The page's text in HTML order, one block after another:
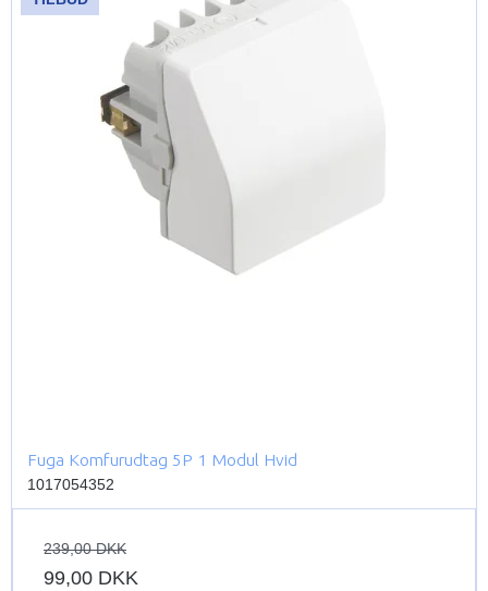
Fuga Komfurudtag 5P 1 Modul Hvid
1017054352
239,00 DKK
99,00 DKK